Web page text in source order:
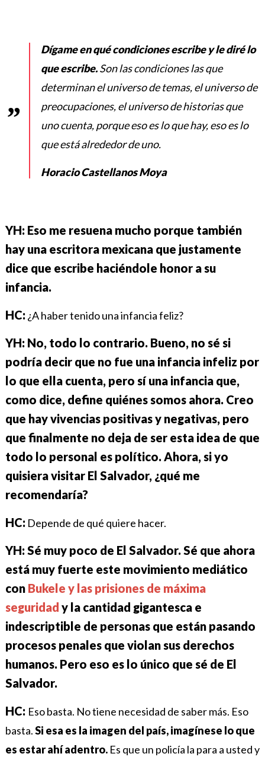
Dígame en qué condiciones escribe y le diré lo
que escribe.Son las condiciones las que
determinan el universo de temas, el universo de
preocupaciones, el universo de historias que
uno cuenta, porque eso es lo que hay, eso es lo
que está alrededor de uno.
Horacio Castellanos Moya
YH: Eso me resuena mucho porque también
hay una escritora mexicana que justamente
dice que escribe haciéndole honor a su
infancia.
HC:¿A haber tenido una infancia feliz?
YH: No, todo lo contrario. Bueno, no sé si
podría decir que no fue una infancia infeliz por
lo que ella cuenta, pero sí una infancia que,
como dice, define quiénes somos ahora. Creo
que hay vivencias positivas y negativas, pero
que finalmente no deja de ser esta idea de que
todo lo personal es político.Ahora, si yo
quisiera visitar El Salvador, ¿qué me
recomendaría?
HC: Depende de qué quiere hacer.
YH: Sé muy poco de El Salvador. Sé que ahora
está muy fuerte este movimiento mediático
con Bukele y las prisiones de máxima
seguridad y la cantidad gigantesca e
indescriptible de personas que están pasando
procesos penales que violan sus derechos
humanos. Pero eso es lo único que sé de El
Salvador.
HC: Eso basta. No tiene necesidad de saber más. Eso
basta.Si esa es la imagen del país, imagínese lo que
es estar ahí adentro. Es que un policía la para a usted y